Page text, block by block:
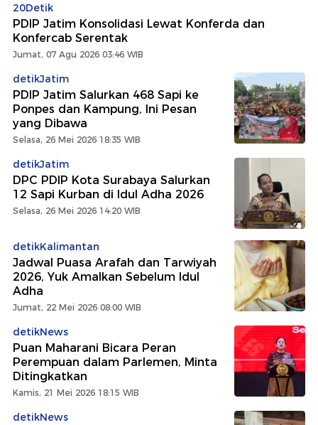
20Detik
PDIP Jatim Konsolidasi Lewat Konferda dan
Konfercab Serentak
Jumat, 07 Agu 2026 03:46 WIB
detikJatim
PDIP Jatim Salurkan 468 Sapi ke
Ponpes dan Kampung, Ini Pesan
yang Dibawa
Selasa, 26 Mei 2026 18:35 WIB
detikJatim
DPC PDIP Kota Surabaya Salurkan
12 Sapi Kurban di Idul Adha 2026
Selasa, 26 Mei 2026 14:20 WIB
detikKalimantan
Jadwal Puasa Arafah dan Tarwiyah
2026, Yuk Amalkan Sebelum Idul
Adha
Jumat, 22 Mei 2026 08:00 WIB
detikNews
Puan Maharani Bicara Peran
Perempuan dalam Parlemen, Minta
Ditingkatkan
Kamis, 21 Mei 2026 18:15 WIB
detikNews